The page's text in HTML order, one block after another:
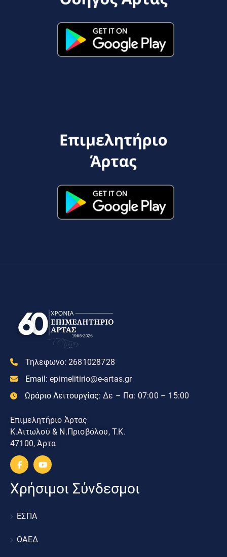
Τηλεφωνο: 2681028728
Email: epimelitirio@e-artas.gr
Ωράριο Λειτουργίας: Δε – Πα: 07:00 – 15:00
Επιμελητήριο Άρτας
Κ.Αιτωλού & Ν.Πριοβόλου, Τ.Κ.
47100, Άρτα
Χρήσιμοι Σύνδεσμοι
ΕΣΠΑ
ΟΑΕΔ